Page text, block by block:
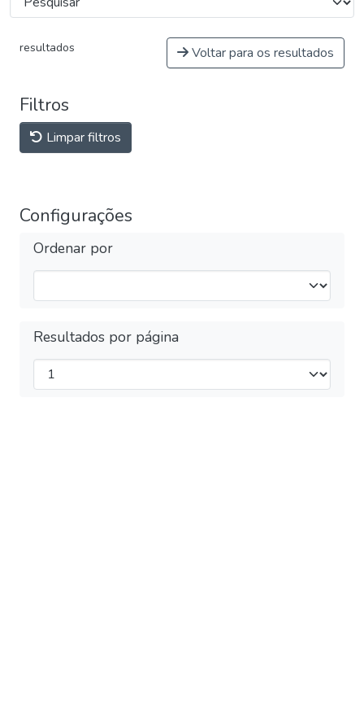
resultados Voltar para os resultados
Filtros
Limpar filtros
Configurações
Ordenar por
Resultados por página